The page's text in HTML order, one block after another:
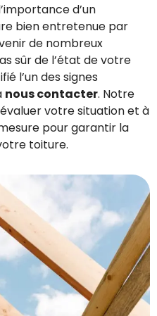
d’un
bien entretenue par
de nombreux
sûr de l’état de votre
l’un des signes
nous contacter. Notre
votre situation et à
pour garantir la
toiture.